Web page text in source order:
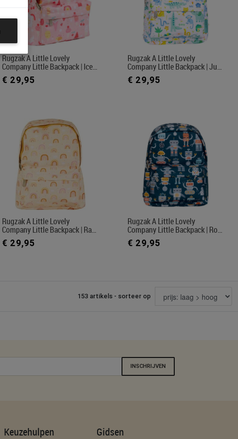
Rugzak A Little Lovely
Company Little Backpack | Ice…
€ 29,95
Rugzak A Little Lovely
Company Little Backpack | Ju…
€ 29,95
Rugzak A Little Lovely
Company Little Backpack | Ra…
€ 29,95
Rugzak A Little Lovely
Company Little Backpack | Ro…
€ 29,95
153 artikels - sorteer op
INSCHRIJVEN
Keuzehulpen Gidsen